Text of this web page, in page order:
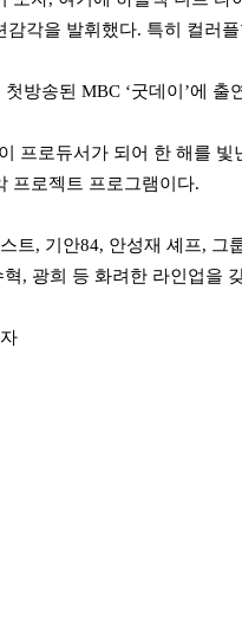
각을 발휘했다. 특히 컬러
방송된 MBC ‘굿데이’에 출
프로듀서가 되어 한 해를
프로젝트 프로그램이다.
트, 기안84, 안성재 셰프, 그
, 광희 등 화려한 라인업을